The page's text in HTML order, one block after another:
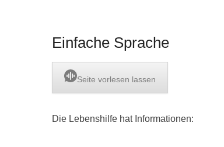
Einfache Sprache
Seite vorlesen lassen
Die Lebenshilfe hat Informationen: